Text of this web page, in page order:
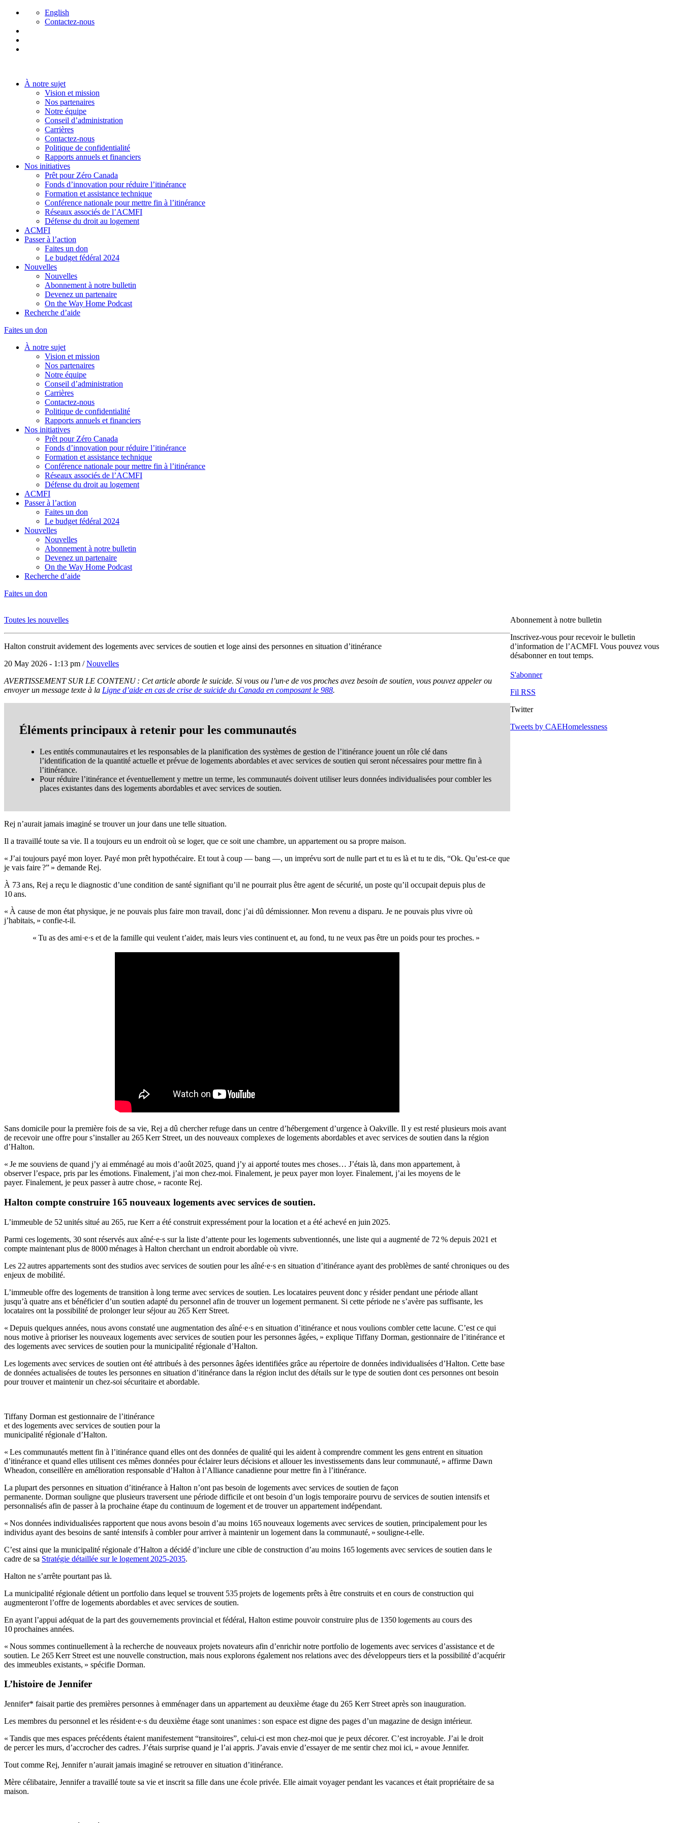
English
Contactez-nous
À notre sujet
Vision et mission
Nos partenaires
Notre équipe
Conseil d’administration
Carrières
Contactez-nous
Politique de confidentialité
Rapports annuels et financiers
Nos initiatives
Prêt pour Zéro Canada
Fonds d’innovation pour réduire l’itinérance
Formation et assistance technique
Conférence nationale pour mettre fin à l’itinérance
Réseaux associés de l’ACMFI
Défense du droit au logement
ACMFI
Passer à l’action
Faites un don
Le budget fédéral 2024
Nouvelles
Nouvelles
Abonnement à notre bulletin
Devenez un partenaire
On the Way Home Podcast
Recherche d’aide
Faites un don
À notre sujet
Vision et mission
Nos partenaires
Notre équipe
Conseil d’administration
Carrières
Contactez-nous
Politique de confidentialité
Rapports annuels et financiers
Nos initiatives
Prêt pour Zéro Canada
Fonds d’innovation pour réduire l’itinérance
Formation et assistance technique
Conférence nationale pour mettre fin à l’itinérance
Réseaux associés de l’ACMFI
Défense du droit au logement
ACMFI
Passer à l’action
Faites un don
Le budget fédéral 2024
Nouvelles
Nouvelles
Abonnement à notre bulletin
Devenez un partenaire
On the Way Home Podcast
Recherche d’aide
Faites un don
Toutes les nouvelles
Halton construit avidement des logements avec services de soutien et loge ainsi des personnes en situation d’itinérance
20 May 2026 - 1:13 pm /Nouvelles
AVERTISSEMENT SUR LE CONTENU: Cet article aborde le suicide. Si vous ou l’un·e de vos proches avez besoin de soutien, vous pouvez appeler ou
envoyer un message texte à la Ligne d’aide en cas de crise de suicide du Canada en composant le 988.
Éléments principaux à retenir pour les communautés
Les entités communautaires et les responsables de la planification des systèmes de gestion de l’itinérance jouent un rôle clé dans
l’identification de la quantité actuelle et prévue de logements abordables et avec services de soutien qui seront nécessaires pour mettre fin à
l’itinérance.
Pour réduire l’itinérance et éventuellement y mettre un terme, les communautés doivent utiliser leurs données individualisées pour combler les
places existantes dans des logements abordables et avec services de soutien.
Rej n’aurait jamais imaginé se trouver un jour dans une telle situation.
Il a travaillé toute sa vie. Il a toujours eu un endroit où se loger, que ce soit une chambre, un appartement ou sa propre maison.
« J’ai toujours payé mon loyer. Payé mon prêt hypothécaire. Et tout à coup — bang —, un imprévu sort de nulle part et tu es là et tu te dis, “Ok. Qu’est-ce que
je vais faire?” » demande Rej.
À 73 ans, Rej a reçu le diagnostic d’une condition de santé signifiant qu’il ne pourrait plus être agent de sécurité, un poste qu’il occupait depuis plus de
10 ans.
« À cause de mon état physique, je ne pouvais plus faire mon travail, donc j’ai dû démissionner. Mon revenu a disparu. Je ne pouvais plus vivre où
j’habitais, » confie-t-il.
« Tu as des ami·e·s et de la famille qui veulent t’aider, mais leurs vies continuent et, au fond, tu ne veux pas être un poids pour tes proches. »
Sans domicile pour la première fois de sa vie, Rej a dû chercher refuge dans un centre d’hébergement d’urgence à Oakville. Il y est resté plusieurs mois avant
de recevoir une offre pour s’installer au 265 Kerr Street, un des nouveaux complexes de logements abordables et avec services de soutien dans la région
d’Halton.
« Je me souviens de quand j’y ai emménagé au mois d’août 2025, quand j’y ai apporté toutes mes choses… J’étais là, dans mon appartement, à
observer l’espace, pris par les émotions. Finalement, j’ai mon chez-moi. Finalement, je peux payer mon loyer. Finalement, j’ai les moyens de le
payer. Finalement, je peux passer à autre chose, » raconte Rej.
Halton compte construire 165 nouveaux logements avec services de soutien.
L’immeuble de 52 unités situé au 265, rue Kerr a été construit expressément pour la location et a été achevé en juin 2025.
Parmi ces logements, 30 sont réservés aux aîné·e·s sur la liste d’attente pour les logements subventionnés, une liste qui a augmenté de 72 % depuis 2021 et
compte maintenant plus de 8000 ménages à Halton cherchant un endroit abordable où vivre.
Les 22 autres appartements sont des studios avec services de soutien pour les aîné·e·s en situation d’itinérance ayant des problèmes de santé chroniques ou des
enjeux de mobilité.
L’immeuble offre des logements de transition à long terme avec services de soutien. Les locataires peuvent donc y résider pendant une période allant
jusqu’à quatre ans et bénéficier d’un soutien adapté du personnel afin de trouver un logement permanent. Si cette période ne s’avère pas suffisante, les
locataires ont la possibilité de prolonger leur séjour au 265 Kerr Street.
« Depuis quelques années, nous avons constaté une augmentation des aîné·e·s en situation d’itinérance et nous voulions combler cette lacune. C’est ce qui
nous motive à prioriser les nouveaux logements avec services de soutien pour les personnes âgées, » explique Tiffany Dorman, gestionnaire de l’itinérance et
des logements avec services de soutien pour la municipalité régionale d’Halton.
Les logements avec services de soutien ont été attribués à des personnes âgées identifiées grâce au répertoire de données individualisées d’Halton. Cette base
de données actualisées de toutes les personnes en situation d’itinérance dans la région inclut des détails sur le type de soutien dont ces personnes ont besoin
pour trouver et maintenir un chez-soi sécuritaire et abordable.
Tiffany Dorman est gestionnaire de l’itinérance
et des logements avec services de soutien pour la
municipalité régionale d’Halton.
« Les communautés mettent fin à l’itinérance quand elles ont des données de qualité qui les aident à comprendre comment les gens entrent en situation
d’itinérance et quand elles utilisent ces mêmes données pour éclairer leurs décisions et allouer les investissements dans leur communauté, » affirme Dawn
Wheadon, conseillère en amélioration responsable d’Halton à l’Alliance canadienne pour mettre fin à l’itinérance.
La plupart des personnes en situation d’itinérance à Halton n’ont pas besoin de logements avec services de soutien de façon
permanente. Dorman souligne que plusieurs traversent une période difficile et ont besoin d’un logis temporaire pourvu de services de soutien intensifs et
personnalisés afin de passer à la prochaine étape du continuum de logement et de trouver un appartement indépendant.
« Nos données individualisées rapportent que nous avons besoin d’au moins 165 nouveaux logements avec services de soutien, principalement pour les
individus ayant des besoins de santé intensifs à combler pour arriver à maintenir un logement dans la communauté, » souligne-t-elle.
C’est ainsi que la municipalité régionale d’Halton a décidé d’inclure une cible de construction d’au moins 165 logements avec services de soutien dans le
cadre de sa Stratégie détaillée sur le logement 2025-2035.
Halton ne s’arrête pourtant pas là.
La municipalité régionale détient un portfolio dans lequel se trouvent 535 projets de logements prêts à être construits et en cours de construction qui
augmenteront l’offre de logements abordables et avec services de soutien.
En ayant l’appui adéquat de la part des gouvernements provincial et fédéral, Halton estime pouvoir construire plus de 1350 logements au cours des
10 prochaines années.
« Nous sommes continuellement à la recherche de nouveaux projets novateurs afin d’enrichir notre portfolio de logements avec services d’assistance et de
soutien. Le 265 Kerr Street est une nouvelle construction, mais nous explorons également nos relations avec des développeurs tiers et la possibilité d’acquérir
des immeubles existants, » spécifie Dorman.
L’histoire de Jennifer
Jennifer* faisait partie des premières personnes à emménager dans un appartement au deuxième étage du 265 Kerr Street après son inauguration.
Les membres du personnel et les résident·e·s du deuxième étage sont unanimes : son espace est digne des pages d’un magazine de design intérieur.
« Tandis que mes espaces précédents étaient manifestement “transitoires”, celui-ci est mon chez-moi que je peux décorer. C’est incroyable. J’ai le droit
de percer les murs, d’accrocher des cadres. J’étais surprise quand je l’ai appris. J’avais envie d’essayer de me sentir chez moi ici, » avoue Jennifer.
Tout comme Rej, Jennifer n’aurait jamais imaginé se retrouver en situation d’itinérance.
Mère célibataire, Jennifer a travaillé toute sa vie et inscrit sa fille dans une école privée. Elle aimait voyager pendant les vacances et était propriétaire de sa
maison.
Abonnement à notre bulletin
Inscrivez-vous pour recevoir le bulletin
d’information de l’ACMFI. Vous pouvez vous
désabonner en tout temps.
S'abonner
Fil RSS
Twitter
Tweets by CAEHomelessness